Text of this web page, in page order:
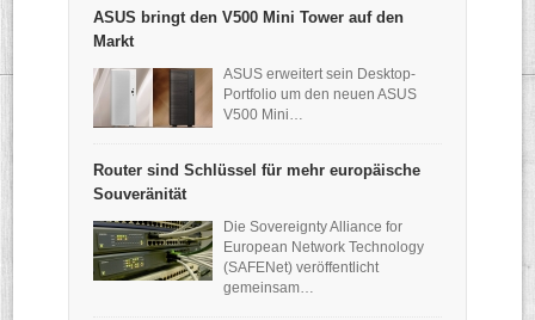
ASUS bringt den V500 Mini Tower auf den
Markt
ASUS erweitert sein Desktop-
Portfolio um den neuen ASUS
V500 Mini…
Router sind Schlüssel für mehr europäische
Souveränität
Die Sovereignty Alliance for
European Network Technology
(SAFENet) veröffentlicht
gemeinsam…